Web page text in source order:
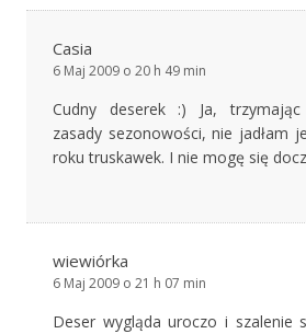
Casia
6 Maj 2009 o 20 h 49 min
Cudny deserek :) Ja, trzymając
zasady sezonowości, nie jadłam
roku truskawek. I nie mogę się
wiewiórka
6 Maj 2009 o 21 h 07 min
Deser wygląda uroczo i szalenie